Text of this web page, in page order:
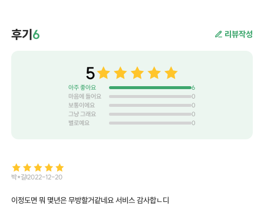
후기6 리뷰작성
5
아주 좋아요
6
마음에 들어요
0
보통이에요
0
그냥 그래요
0
별로예요
0
박*길2022-12-20
이정도면 뭐 몇년은 무방할거같네요 서비스 감사합ㄴ디